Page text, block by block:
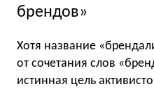
брендов»
Хотя название
от сочетания слов
истинная цель